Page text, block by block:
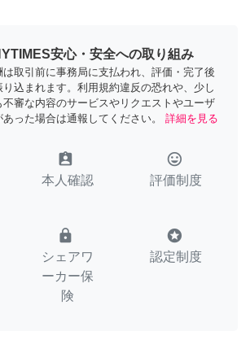
安心・安全への取り組み
は取引前に事務局に支払われ、評価・完了後
り込まれます。利用規約違反の恐れや、少し
不審な内容のサービスやリクエストやユーザ
あった場合は通報してください。
詳細を見る
assignment_ind
本人確認
tag_faces
評価制度
lock
シェアワ
ーカー保
険
stars
認定制度